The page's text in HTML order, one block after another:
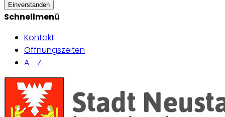
Einverstanden
Schnellmenü
Kontakt
Öffnungszeiten
A - Z